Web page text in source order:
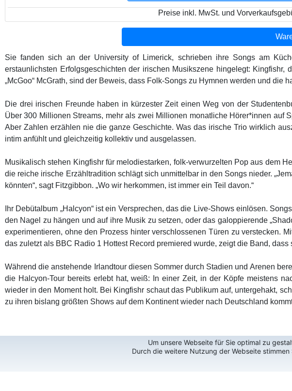
Um unsere Webseite für Sie optimal zu
Durch die weitere Nutzung der Webseite
Preise inkl. MwSt. und
Sie fanden sich an der University of Limerick, schrieben ihre Songs am
erstaunlichsten Erfolgsgeschichten der irischen Musikszene hingelegt:
„McGoo“ McGrath, sind der Beweis, dass Folk-Songs zu Hymnen werden und die
Die drei irischen Freunde haben in kürzester Zeit einen Weg von der
Über 300 Millionen Streams, mehr als zwei Millionen monatliche Hörer*innen auf
Aber Zahlen erzählen nie die ganze Geschichte. Was das irische Trio wirklich
intim anfühlt und gleichzeitig kollektiv und ausgelassen.
Musikalisch stehen Kingfishr für melodiestarken, folk-verwurzelten Pop aus dem
die reiche irische Erzähltradition schlägt sich unmittelbar in den Songs nieder.
könnten“, sagt Fitzgibbon. „Wo wir herkommen, ist immer ein Teil davon.“
Ihr Debütalbum „Halcyon“ ist ein Versprechen, das die Live-Shows einlösen.
den Nagel zu hängen und auf ihre Musik zu setzen, oder das galoppierende
experimentieren, ohne den Prozess hinter verschlossenen Türen zu verstecken.
das zuletzt als BBC Radio 1 Hottest Record premiered wurde, zeigt die Band, dass
Während die anstehende Irlandtour diesen Sommer durch Stadien und Arenen
die Halcyon-Tour bereits erlebt hat, weiß: In einer Zeit, in der Köpfe meistens
wieder in den Moment holt. Bei Kingfishr schaut das Publikum auf, untergehakt,
zu ihren bislang größten Shows auf dem Kontinent wieder nach Deutschland